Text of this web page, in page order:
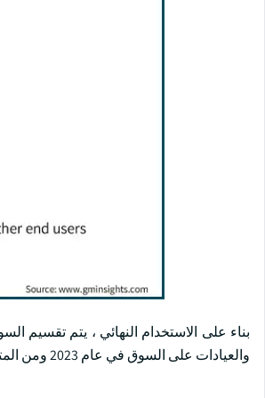
بناء على الاستخدام النهائي ، يتم
والعيادات على السوق في عام 2023 ومن المتوقع أن يصل إلى 40.2 مليار دولار أمريكي بحلول عام 2032.